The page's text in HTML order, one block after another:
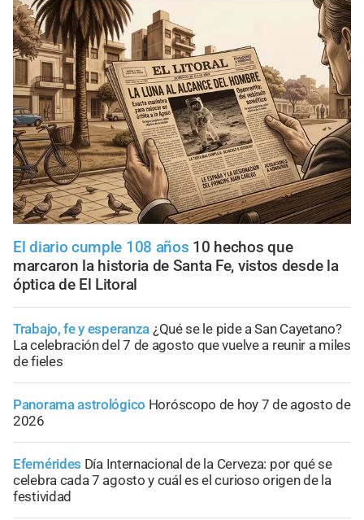
El diario cumple 108 años 10 hechos que
marcaron la historia de Santa Fe, vistos desde la
óptica de El Litoral
Trabajo, fe y esperanza ¿Qué se le pide a San Cayetano?
La celebración del 7 de agosto que vuelve a reunir a miles
de fieles
Panorama astrológico Horóscopo de hoy 7 de agosto de
2026
Efemérides Día Internacional de la Cerveza: por qué se
celebra cada 7 agosto y cuál es el curioso origen de la
festividad